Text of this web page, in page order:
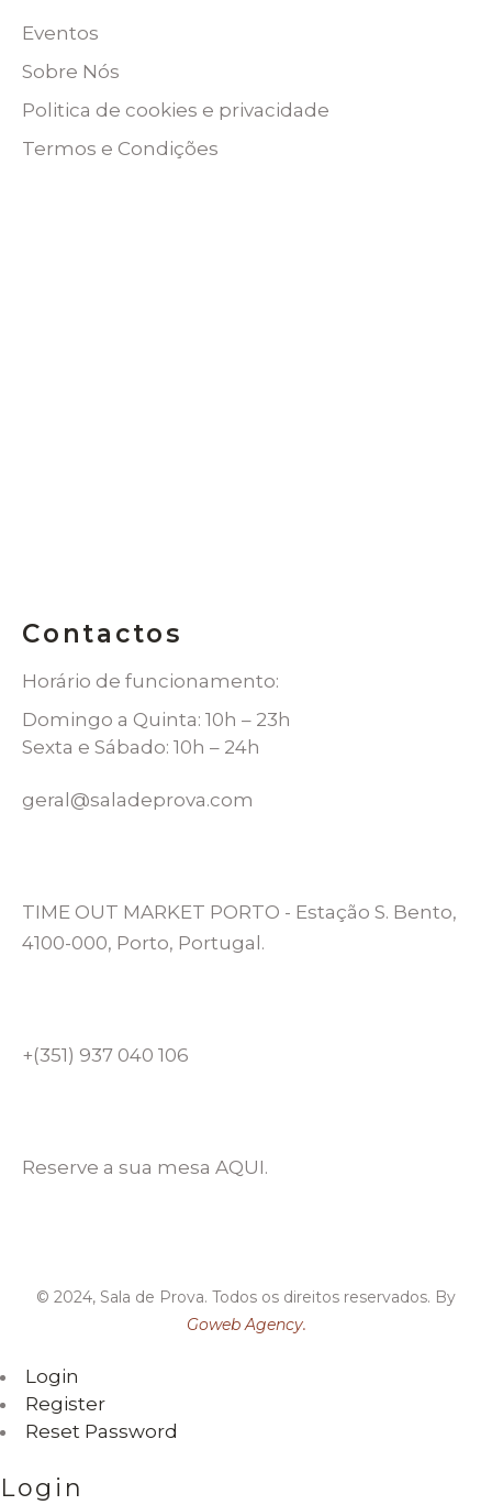
Eventos
Sobre Nós
Politica de cookies e privacidade
Termos e Condições
Contactos
Horário de funcionamento:
Domingo a Quinta: 10h – 23h
Sexta e Sábado: 10h – 24h
geral@saladeprova.com
TIME OUT MARKET PORTO - Estação S. Bento,
4100-000, Porto, Portugal.
+(351) 937 040 106
Reserve a sua mesa AQUI.
© 2024, Sala de Prova. Todos os direitos reservados. By
Goweb Agency.
Login
Register
Reset Password
Login